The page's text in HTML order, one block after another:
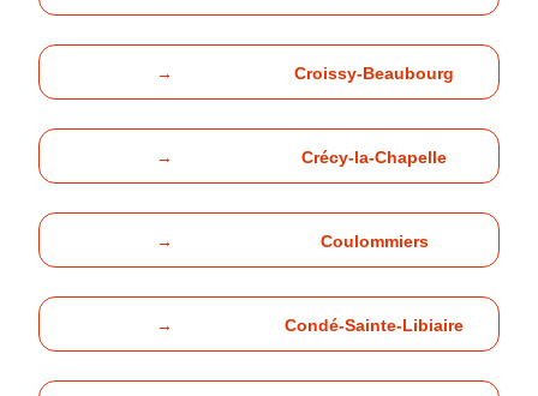
→ Croissy-Beaubourg
→ Crécy-la-Chapelle
→ Coulommiers
→ Condé-Sainte-Libiaire